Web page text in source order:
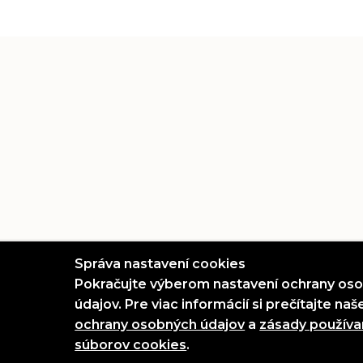
© 2026 PKO Prešov. All Rights Reserved.
Správa nastavení cookies
Pokračujte výberom nastavení ochrany
údajov. Pre viac informácií si prečítajte
ochrany osobných údajov(otvorí sa v
a zásady
súborov cookies(otvorí sa v novom okne)
.